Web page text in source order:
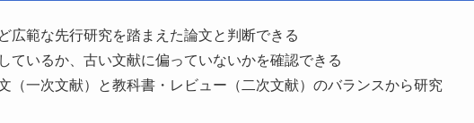
広範な先行研究を踏まえた論文と判断できる
ているか、古い文献に偏っていないかを確認できる
（一次文献）と教科書・レビュー（二次文献）のバランスから研究